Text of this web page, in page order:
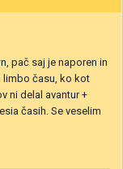
pač saj je naporen in
limbo času, ko kot
ni delal avantur +
časih. Se veselim